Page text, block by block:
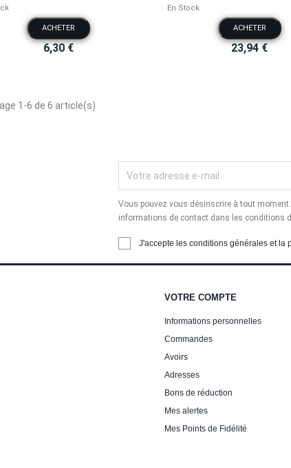
ACHETER
6,30 €
En Stock
ACHETER
23,94 €
1-6 de 6 article(s)
Vous pouvez vous désinscrire à tout
informations de contact dans les conditions
J'accepte les conditions générales et la
VOTRE COMPTE
Informations personnelles
Commandes
Avoirs
Adresses
Bons de réduction
Mes alertes
Mes Points de Fidélité